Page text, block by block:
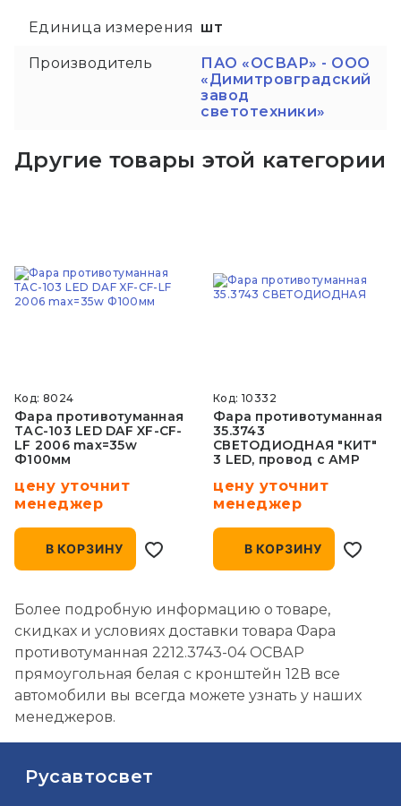
Единица измерения шт
Производитель
ПАО «ОСВАР» - ООО
«Димитровградский
завод
светотехники»
Другие товары этой категории
Код: 8024
Фара противотуманная
ТАС-103 LED DAF XF-CF-
LF 2006 max=35w
Ф100мм
цену уточнит
менеджер
В КОРЗИНУ
Код: 10332
Фара противотуманная
35.3743
СВЕТОДИОДНАЯ "КИТ"
3 LED, провод с АМР
рестайлинговая
кабина
цену уточнит
менеджер
В КОРЗИНУ
Более подробную информацию о товаре,
скидках и условиях доставки товара Фара
противотуманная 2212.3743-04 ОСВАР
прямоугольная белая с кронштейн 12В все
автомобили вы всегда можете узнать у наших
менеджеров.
Русавтосвет